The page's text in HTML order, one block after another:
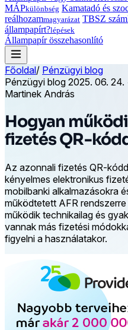
MÁPkülönbség Kamatadó és
reálhozammagyarázat TBSZ
állampapírt?lépések
Állampapír összehasonlító
Főoldal/ Pénzügyi blog
Pénzügyi blog 2025. 06. 24.
Martinek András
Hogyan
fizetés QR-
Az azonnali fizetés QR-
kényelmes elektronikus
mobilbanki alkalmazásokra
működtetett AFR
működik technikailag és
vannak más fizetési
figyelni a használatakor.